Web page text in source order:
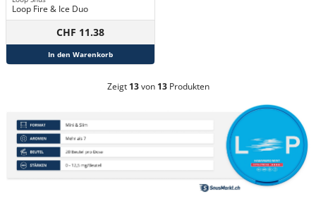
Loop Fire & Ice Duo
CHF 11.38
In den Warenkorb
Zeigt 13von 13 Produkten